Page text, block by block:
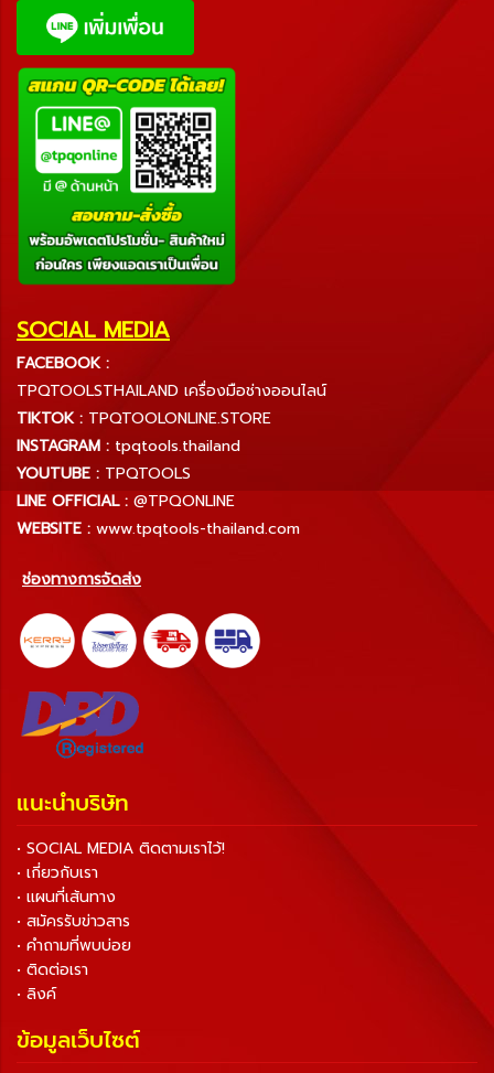
SOCIAL MEDIA
FACEBOOK :
TPQTOOLSTHAILAND เครื่องมือช่างออนไลน์
TIKTOK : TPQTOOLONLINE.STORE
INSTAGRAM : tpqtools.thailand
YOUTUBE : TPQTOOLS
LINE OFFICIAL : @TPQONLINE
WEBSITE : www.tpqtools-thailand.com
ช่องทางการจัดส่ง
แนะนำบริษัท
• SOCIAL MEDIA ติดตามเราไว้!
• เกี่ยวกับเรา
• แผนที่เส้นทาง
• สมัครรับข่าวสาร
• คำถามที่พบบ่อย
• ติดต่อเรา
• ลิงค์
ข้อมูลเว็บไซต์